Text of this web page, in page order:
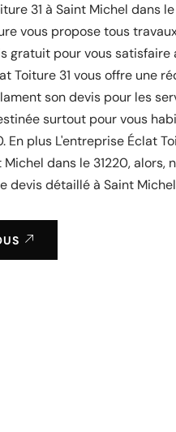
31 à Saint Michel dans
vous propose tous
gratuit pour vous satisfaire
Toiture 31 vous offre une
son devis pour les
surtout pour vous
En plus L'entreprise Éclat
dans le 31220, alors,
devis détaillé à Saint